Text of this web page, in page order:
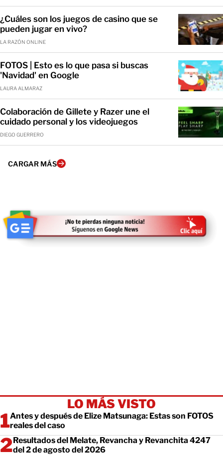
¿Cuáles son los juegos de casino que se
pueden jugar en vivo?
LA RAZÓN ONLINE
FOTOS | Esto es lo que pasa si buscas
'Navidad' en Google
LAURA ALMARAZ
Colaboración de Gillete y Razer une el
cuidado personal y los videojuegos
DIEGO GUERRERO
CARGAR MÁS
LO MÁS VISTO
Antes y después de Elize Matsunaga: Estas son FOTOS
reales del caso
Resultados del Melate, Revancha y Revanchita 4247
del 2 de agosto del 2026